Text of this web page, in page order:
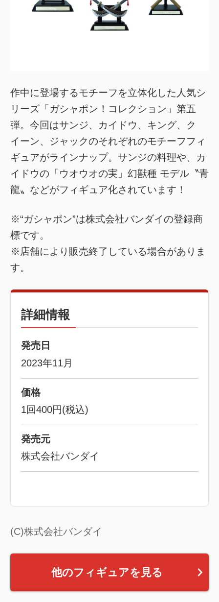
作中に登場するモチーフを立体化した人気シ
リーズ「ガシャポン！コレクション」第五
弾。今回はサンジ、カイドウ、キング、ク
イーン、ジャックのそれぞれのモチーフフィ
ギュアがラインナップ。サンジの料理や、カ
イドウの「ウオウオの実」幻獣種 モデル〝青
龍〟などがフィギュア化されています！
※“ガシャポン”は株式会社バンダイの登録商
標です。
※店舗により販売終了している場合がありま
す。
詳細情報
発売日
2023年11月
価格
1回400円(税込)
発売元
株式会社バンダイ
(C)株式会社バンダイ
他のフィギュアを見る